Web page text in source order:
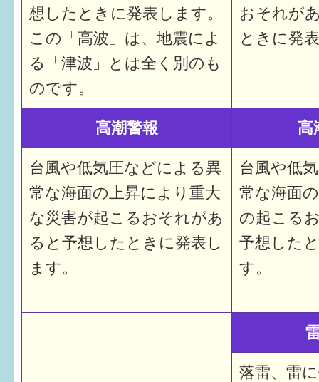
想したときに発表します。
この「高波」は、地震によ
る「津波」とは全く別のも
のです。
おそれが
ときに発
高潮警報 高
台風や低気圧などによる異
常な海面の上昇により重大
な災害が起こるおそれがあ
ると予想したときに発表し
ます。
台風や低
常な海面
の起こる
予想した
す。
落雷、雷